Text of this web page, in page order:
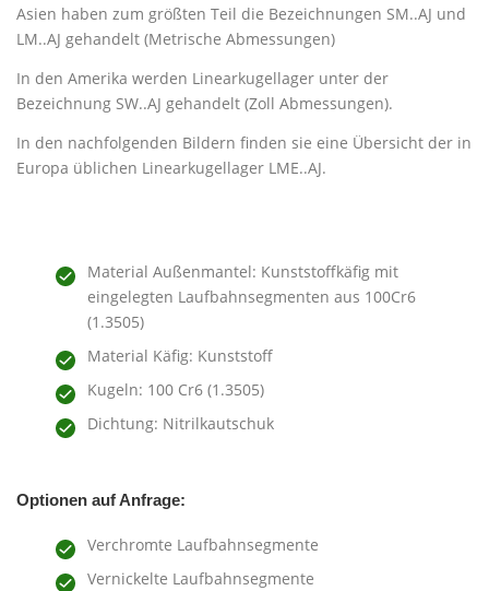
Asien haben zum größten Teil die Bezeichnungen SM..AJ und
LM..AJ gehandelt (Metrische Abmessungen)
In den Amerika werden Linearkugellager unter der
Bezeichnung SW..AJ gehandelt (Zoll Abmessungen).
In den nachfolgenden Bildern finden sie eine Übersicht der in
Europa üblichen Linearkugellager LME..AJ.
Material Außenmantel: Kunststoffkäfig mit
eingelegten Laufbahnsegmenten aus 100Cr6
(1.3505)
Material Käfig: Kunststoff
Kugeln: 100 Cr6 (1.3505)
Dichtung: Nitrilkautschuk
Optionen auf Anfrage:
Verchromte Laufbahnsegmente
Vernickelte Laufbahnsegmente